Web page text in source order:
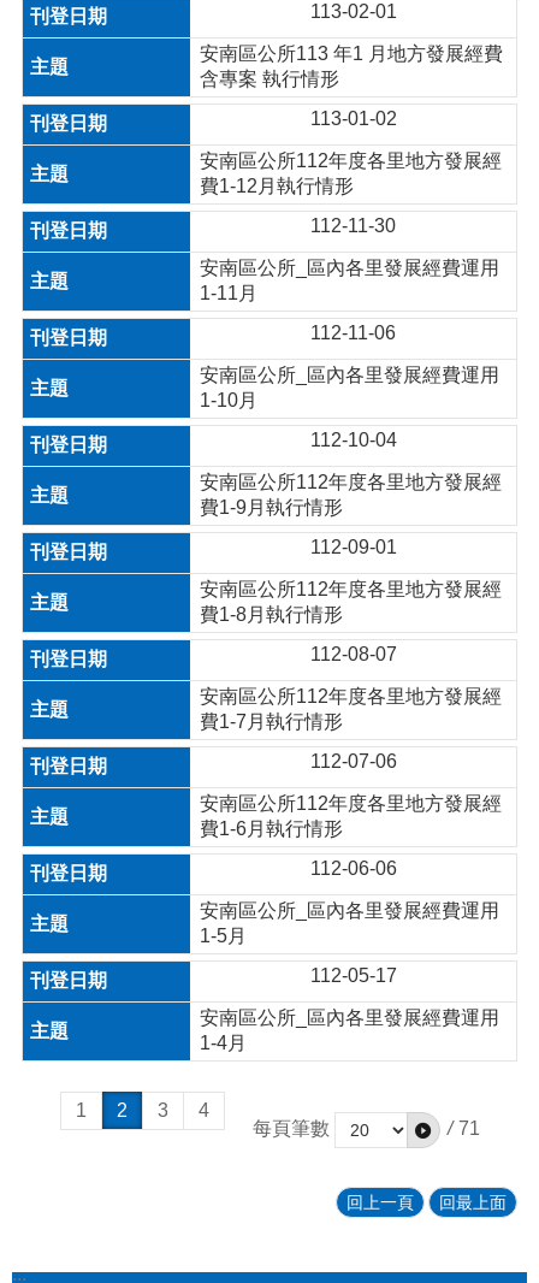
113-02-01
安南區公所113 年1 月地方發展經費
含專案 執行情形
113-01-02
安南區公所112年度各里地方發展經
費1-12月執行情形
112-11-30
安南區公所_區內各里發展經費運用
1-11月
112-11-06
安南區公所_區內各里發展經費運用
1-10月
112-10-04
安南區公所112年度各里地方發展經
費1-9月執行情形
112-09-01
安南區公所112年度各里地方發展經
費1-8月執行情形
112-08-07
安南區公所112年度各里地方發展經
費1-7月執行情形
112-07-06
安南區公所112年度各里地方發展經
費1-6月執行情形
112-06-06
安南區公所_區內各里發展經費運用
1-5月
112-05-17
安南區公所_區內各里發展經費運用
1-4月
1 2 3
4
每頁筆數
/ 71
回上一頁 回最上面